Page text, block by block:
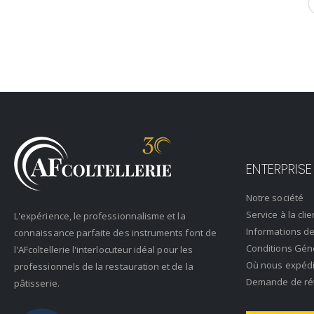
L'expérience, le professionnalisme et la
connaissance parfaite des instruments font de
l'AFcoltellerie l'interlocuteur idéal pour les
professionnels de la restauration et de la
pâtisserie.
ENTERPRISE
Notre société
Service à la
Informations
Conditions
Où nous
Demande de